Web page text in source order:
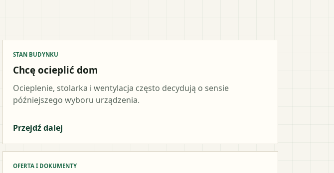
STAN BUDYNKU
Chcę ocieplić dom
Ocieplenie, stolarka i wentylacja często decydują o sensie
późniejszego wyboru urządzenia.
Przejdź dalej
OFERTA I DOKUMENTY